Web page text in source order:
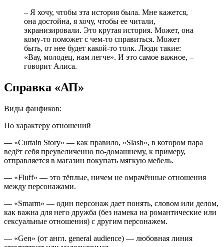
– Я хочу, чтобы эта история была. Мне кажется,
она достойна, я хочу, чтобы ее читали,
экранизировали. Это крутая история. Может, она
кому-то поможет с чем-то справиться. Может
быть, от нее будет какой-то толк. Люди такие:
«Вау, молодец, нам легче». И это самое важное, –
говорит Алиса.
Справка «АП»
Виды фанфиков:
По характеру отношений
— «Curtain Story» — как правило, «Slash», в котором пара
ведёт себя преувеличенно по-домашнему, к примеру,
отправляется в магазин покупать мягкую мебель.
— «Fluff» — это тёплые, ничем не омрачённые отношения
между персонажами.
— «Smarm» — один персонаж дает понять, словом или делом,
как важна для него дружба (без намека на романтические или
сексуальные отношения) с другим персонажем.
— «Gen» (от англ. general audience) — любовная линия